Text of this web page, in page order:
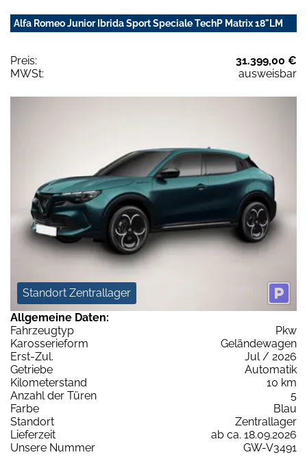
Alfa Romeo Junior Ibrida Sport Speciale TechP Matrix 18"LM
Preis:
31.399,00 €
MWSt:
ausweisbar
Standort Zentrallager
Allgemeine Daten:
Fahrzeugtyp
Pkw
Karosserieform
Geländewagen
Erst-Zul.
Jul / 2026
Getriebe
Automatik
Kilometerstand
10 km
Anzahl der Türen
5
Farbe
Blau
Standort
Zentrallager
Lieferzeit
ab ca. 18.09.2026
Unsere Nummer
GW-V3491